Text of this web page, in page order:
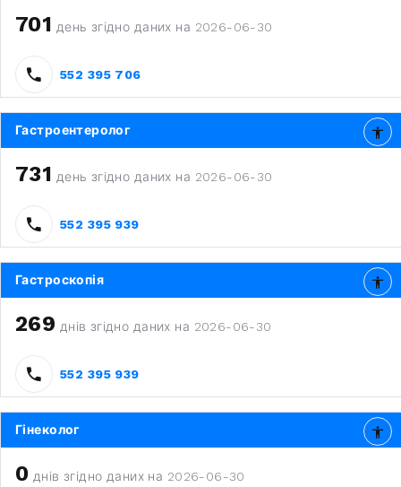
701 день згідно даних на 2026-06-30
552 395 706
Гастроентеролог
731 день згідно даних на 2026-06-30
552 395 939
Гастроскопія
269 днів згідно даних на 2026-06-30
552 395 939
Гінеколог
0 днів згідно даних на 2026-06-30